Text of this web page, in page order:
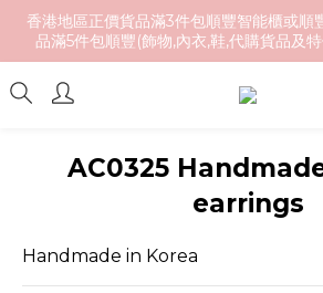
香港地區正價貨品滿3件包順豐智能櫃或順
品滿5件包順豐(飾物,內衣,鞋,代購貨品及特
AC0325
earrings
Handmade in Korea